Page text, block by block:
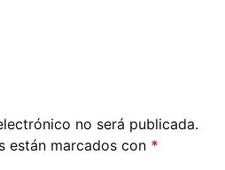
no será publicada.
están marcados con *